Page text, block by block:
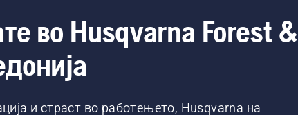
во Husqvarna Forest &
и страст во работењето, Husqvarna на